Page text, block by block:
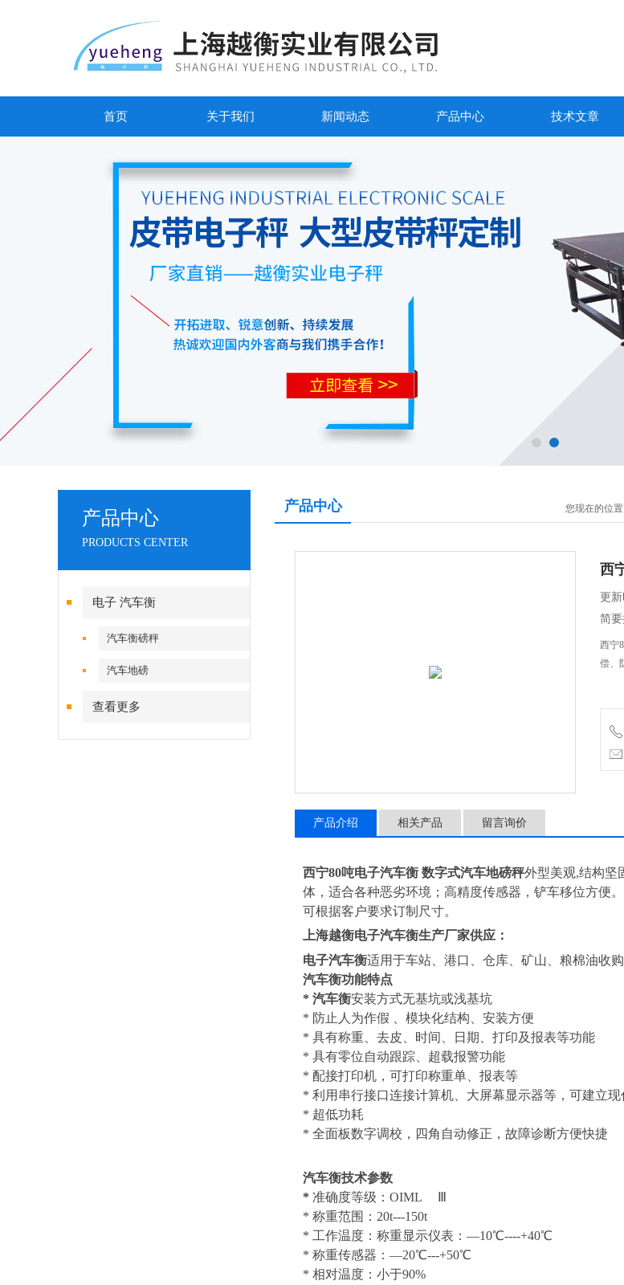
首页 关于我们 新闻动态 产品中心 技术文章
产品中心
PRODUCTS CENTER
电子 汽车衡
汽车衡磅秤
汽车地磅
查看更多
产品中心 您现在的位置
西
更
简要
西宁
偿、
产品介绍 相关产品 留言询价
西宁80吨电子汽车衡 数字式汽车地磅秤外型美观,结构坚
体，适合各种恶劣环境；高精度传感器，铲车移位方便
可根据客户要求订制尺寸。
上海越衡电子汽车衡生产厂家供应：
电子汽车衡适用于车站、港口、仓库、矿山、粮棉油收
汽车衡功能特点
* 汽车衡安装方式无基坑或浅基坑
* 防止人为作假 、模块化结构、安装方便
* 具有称重、去皮、时间、日期、打印及报表等功能
* 具有零位自动跟踪、超载报警功能
* 配接打印机，可打印称重单、报表等
* 利用串行接口连接计算机、大屏幕显示器等，可建
* 超低功耗
* 全面板数字调校，四角自动修正，故障诊断方便快捷
汽车衡技术参数
* 准确度等级：OIML Ⅲ
* 称重范围：20t---150t
* 工作温度：称重显示仪表：—10℃----+40℃
* 称重传感器：—20℃---+50℃
* 相对温度：小于90%